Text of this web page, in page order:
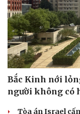
Bắc Kinh nới
người không có
Tòa án Israel